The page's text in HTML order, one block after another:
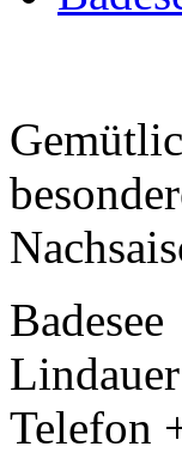
Badesee
Telefon